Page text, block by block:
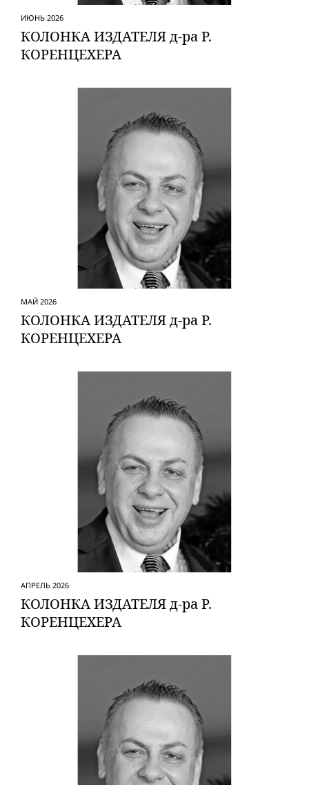
ИЮНЬ 2026
КОЛОНКА ИЗДАТЕЛЯ д-ра Р.
КОРЕНЦЕХЕРА
МАЙ 2026
КОЛОНКА ИЗДАТЕЛЯ д-ра Р.
КОРЕНЦЕХЕРА
АПРЕЛЬ 2026
КОЛОНКА ИЗДАТЕЛЯ д-ра Р.
КОРЕНЦЕХЕРА